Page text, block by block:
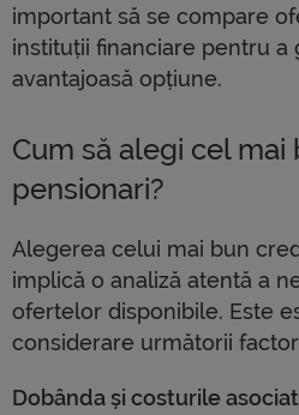
important să se compare
instituții financiare pentru a
avantajoasă opțiune.
Cum să alegi cel
pensionari?
Alegerea celui mai bun
implică o analiză atentă a
ofertelor disponibile. Este
considerare următorii
Dobânda și costurile